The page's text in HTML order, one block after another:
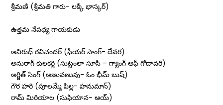
శ్రీమణి (శ్రీమతి గారు- లక్కీ భాస్కర్‌)
ఉత్తమ నేపథ్య గాయకుడు
అనిరుధ్‌ రవిచందర్‌ (ఫీయర్‌ సాంగ్‌- దేవర)
అనురాగ్‌ కులకర్ణి (సుట్టంలా సూసి – గ్యాంగ్‌ ఆఫ్‌ గోదావరి)
అర్జిత్‌ సింగ్‌ (అణువణువు- ఓం భీమ్ బుష్)
గౌర హరి (పూలమ్మే పిల్ల- హనుమాన్‌)
రామ్‌ మిరియాల (సుఫియాన- ఆయ్‌)